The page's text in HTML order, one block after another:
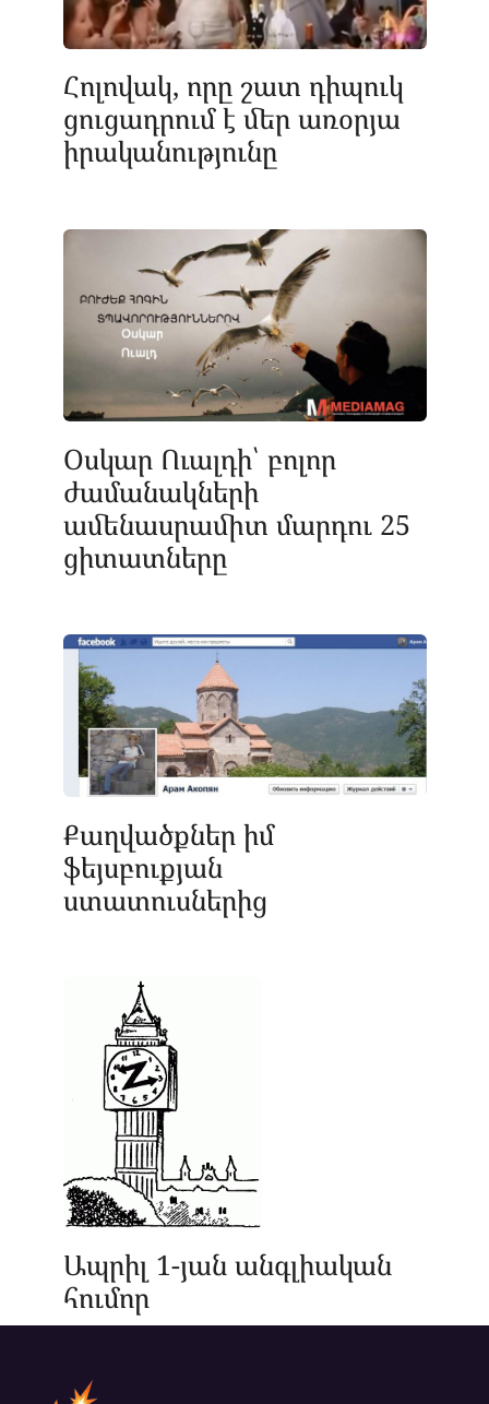
Հոլովակ, որը շատ դիպուկ
ցուցադրում է մեր առօրյա
իրականությունը
Օսկար Ուալդի՝ բոլոր
ժամանակների
ամենասրամիտ մարդու 25
ցիտատները
Քաղվածքներ իմ
ֆեյսբուքյան
ստատուսներից
Ապրիլ 1-յան անգլիական
հումոր